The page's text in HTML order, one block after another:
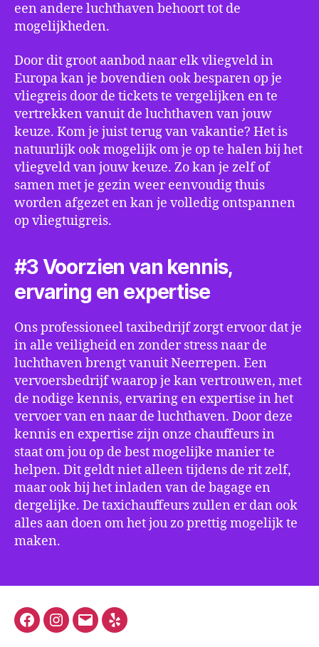
een andere luchthaven behoort tot de
mogelijkheden.
Door dit groot aanbod naar elk vliegveld in
Europa kan je bovendien ook besparen op je
vliegreis door de tickets te vergelijken en te
vertrekken vanuit de luchthaven van jouw
keuze. Kom je juist terug van vakantie? Het is
natuurlijk ook mogelijk om je op te halen bij het
vliegveld van jouw keuze. Zo kan je zelf of
samen met je gezin weer eenvoudig thuis
worden afgezet en kan je volledig ontspannen
op vliegtuigreis.
#3 Voorzien van kennis,
ervaring en expertise
Ons professioneel taxibedrijf zorgt ervoor dat je
in alle veiligheid en zonder stress naar de
luchthaven brengt vanuit Neerrepen. Een
vervoersbedrijf waarop je kan vertrouwen, met
de nodige kennis, ervaring en expertise in het
vervoer van en naar de luchthaven. Door deze
kennis en expertise zijn onze chauffeurs in
staat om jou op de best mogelijke manier te
helpen. Dit geldt niet alleen tijdens de rit zelf,
maar ook bij het inladen van de bagage en
dergelijke. De taxichauffeurs zullen er dan ook
alles aan doen om het jou zo prettig mogelijk te
maken.
FacebookInstagram
E-
Yelp